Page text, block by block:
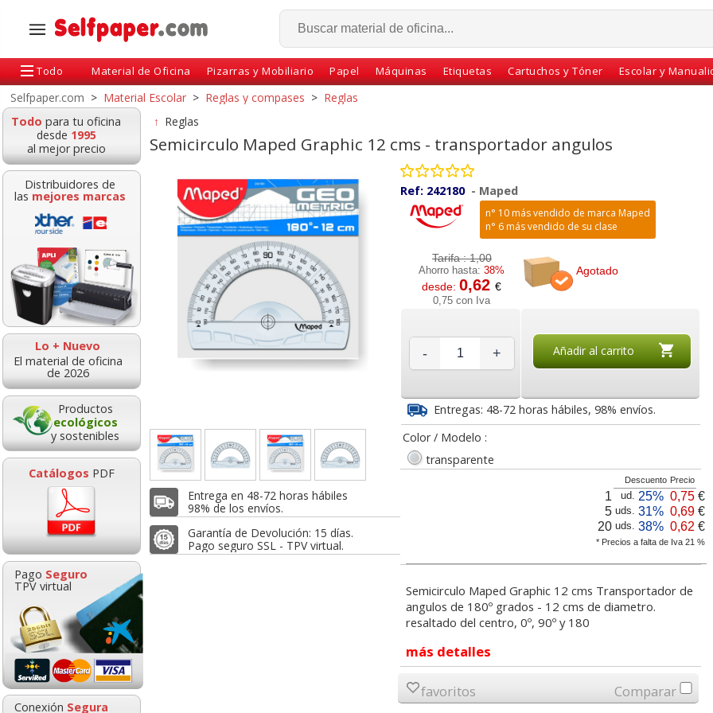
Todo Material de Oficina Pizarras y Mobiliario Papel Máquinas Etiquetas Cartuchos y Tóner Escolar y
Selfpaper.com > Material Escolar > Reglas y compases > Reglas
Todo para tu oficina
desde 1995
al mejor precio
Distribuidores de
las mejores marcas
Lo + Nuevo
El material de oficina
de 2026
Productos
ecológicos
y sostenibles
Catálogos PDF
Pago Seguro
TPV virtual
Conexión Segura
↑ Reglas
Semicirculo Maped Graphic 12 cms - transportador angulos
Entrega en 48-72 horas hábiles
98% de los envíos.
Garantía de Devolución: 15 días.
Pago seguro SSL - TPV virtual.
Ref: 242180 - Maped
n° 10 más vendido de marca Maped
n° 6 más vendido de su clase
Tarifa :1,00
Ahorro hasta:38%
desde:0,62€
0,75 con Iva
Agotado
- + Añadir al carrito
Entregas: 48-72 horas hábiles, 98% envíos.
Color / Modelo :
transparente
* Precios a falta de Iva 21 %
Descuento Precio
1 ud. 25% 0,75 €
5 uds. 31% 0,69 €
20 uds. 38% 0,62 €
Semicirculo Maped Graphic 12 cms Transportador de
angulos de 180º grados - 12 cms de diametro.
resaltado del centro, 0º, 90º y 180
más detalles
favoritos Comparar
de 30
de
aluminio
3,52 €
con Iva
Juego reglas Staedtler
escuadra, cartabón,
semicírculo regl
2,75
Regla 20 cms - 20
centimetros Maped
Geometric
0,56
Estuche juego reglas
Liderpapel, escuadra,
desde:3,28 desde:1,15 €
20 cms - 20
Maped
0,56 €
con Iva
Estuche juego reglas
Liderpapel, escuadra,
cartabón 25 cms
desde:
Regla de 30
aluminio
desde:3,52
Juego reglas Staedtler
semicírculo regl
moldeable maleable
para carboncillo o
Cartucho HP 304 - 302
N9K06AE
14,87
Cartucho HP 304XL -
37,87